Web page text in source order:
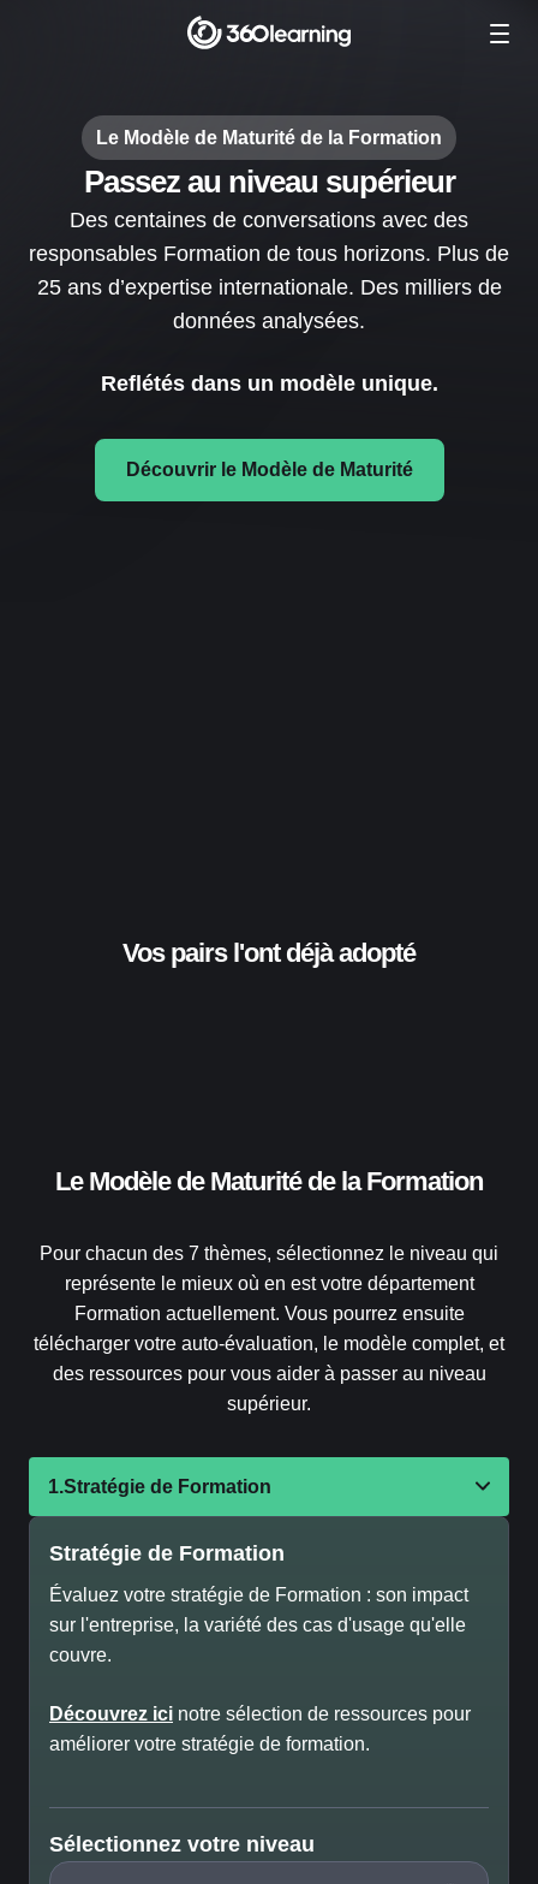
Le Modèle de Maturité de la Formation
Passez au niveau supérieur
Des centaines de conversations avec des
responsables Formation de tous horizons. Plus de
25 ans d’expertise internationale. Des milliers de
données analysées.
Reflétés dans un modèle unique.
Découvrir le Modèle de Maturité
Vos pairs l'ont déjà adopté
Le Modèle de Maturité de la Formation
Pour chacun des 7 thèmes, sélectionnez le niveau qui
représente le mieux où en est votre département
Formation actuellement. Vous pourrez ensuite
télécharger votre auto-évaluation, le modèle complet, et
des ressources pour vous aider à passer au niveau
supérieur.
1.Stratégie de Formation
Stratégie de Formation
Évaluez votre stratégie de Formation : son impact
sur l'entreprise, la variété des cas d'usage qu'elle
couvre.
Découvrez ici notre sélection de ressources pour
améliorer votre stratégie de formation.
Sélectionnez votre niveau